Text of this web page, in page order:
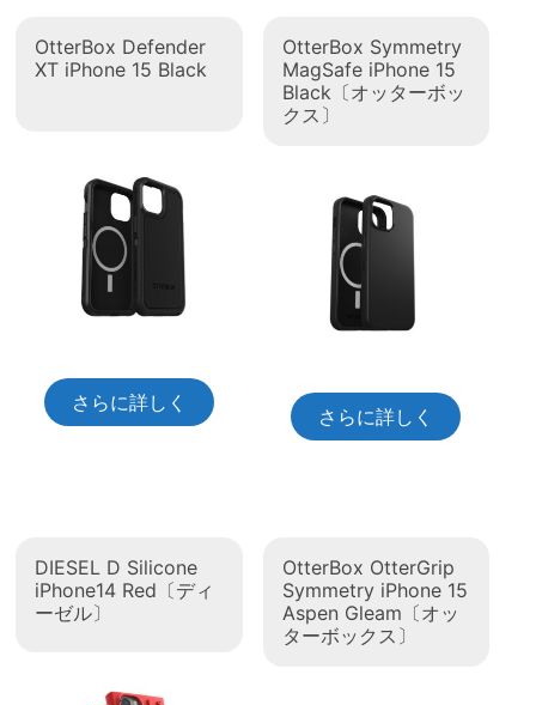
OtterBox Defender
XT iPhone 15 Black
さらに詳しく
OtterBox Symmetry
MagSafe iPhone 15
Black〔オッターボッ
クス〕
さらに詳しく
DIESEL D Silicone
iPhone14 Red〔ディ
ーゼル〕
OtterBox OtterGrip
Symmetry iPhone 15
Aspen Gleam〔オッ
ターボックス〕